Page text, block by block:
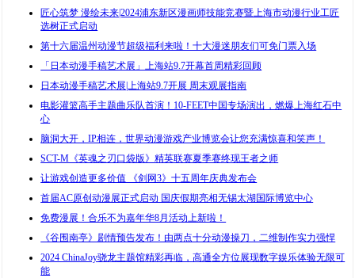
匠心筑梦 漫绘未来|2024浦东新区漫画师技能竞赛暨上海市动漫行业工匠
选树正式启动
第十六届温州动漫节超级福利来啦！十大漫迷朋友们可免门票入场
「日本动漫手稿艺术展」上海站9.7开幕首周精彩回顾
日本动漫手稿艺术展|上海站9.7开展 周末观展指南
电影灌篮高手主题曲乐队首演！10-FEET中国专场演出，燃爆上海红石中
心
脑洞大开，IP相连，世界动漫游戏产业博览会让您充满惊喜和笑声！
SCT-M《英魂之刃口袋版》精英联赛夏季赛终现王者之师
让游戏创造更多价值 《剑网3》十五周年庆典发布会
首届AC原创动漫展正式启动 国庆假期亮相无锡太湖国际博览中心
免费漫展！合乐不为嘉年华8月活动上新啦！
《谷围南亭》剧情预告发布！由两点十分动漫操刀，二维制作实力强悍
2024 ChinaJoy骁龙主题馆精彩再临，高通全方位展现数字娱乐体验无限可
能